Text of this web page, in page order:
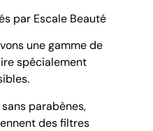
par Escale Beauté
une gamme de
spécialement
parabènes,
des filtres